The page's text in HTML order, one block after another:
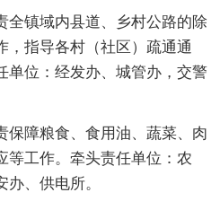
全镇域内县道、乡村公路的除
，指导各村（社区）疏通通
单位：经发办、城管办，交警
保障粮食、食用油、蔬菜、肉
等工作。牵头责任单位：农
、供电所。